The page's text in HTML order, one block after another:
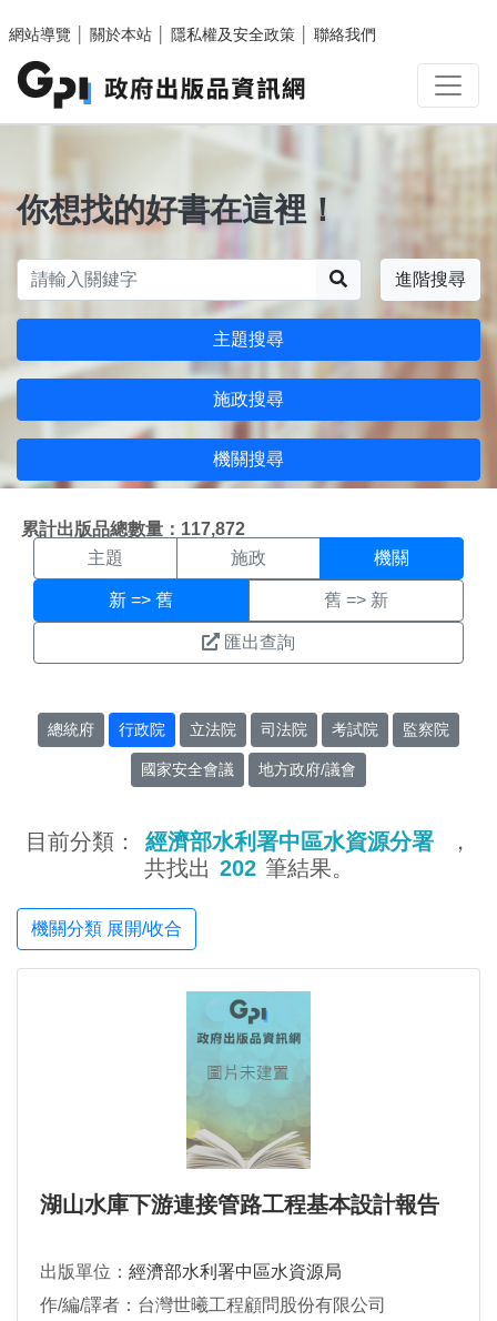
網站導覽
關於本站 隱私權及安全政策 聯絡我們
你想找的好書在這裡！
進階搜尋
主題搜尋
施政搜尋
機關搜尋
累計出版品總數量：117,872
機關搜尋結果頁面
主題 施政 機關
新 => 舊 舊 => 新
匯出查詢
總統府 行政院 立法院 司法院 考試院 監察院
國家安全會議 地方政府/議會
目前分類： 經濟部水利署中區水資源分署
，
共找出 202 筆結果。
機關分類 展開/收合
湖山水庫下游連接管路工程基本設計報告
出版單位： 經濟部水利署中區水資源局
作/編/譯者：台灣世曦工程顧問股份有限公司